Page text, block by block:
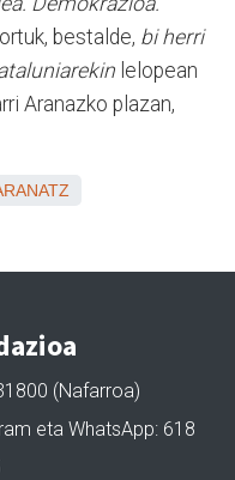
bestalde, bi herri
lelopean
Aranazko plazan,
(Nafarroa)
eta WhatsApp: 618